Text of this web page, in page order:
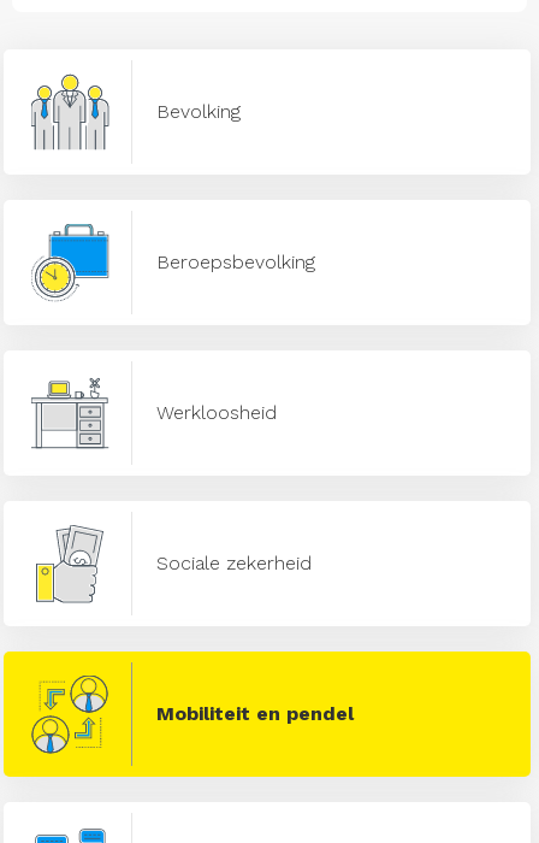
Bevolking
Beroepsbevolking
Werkloosheid
Sociale zekerheid
Mobiliteit en pendel